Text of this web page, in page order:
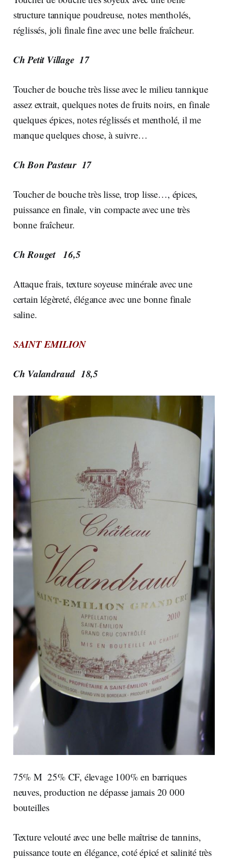
structure tannique poudreuse, notes mentholés,
réglissés, joli finale fine avec une belle fraîcheur.
Ch Petit Village 17
Toucher de bouche très lisse avec le milieu tannique
assez extrait, quelques notes de fruits noirs, en finale
quelques épices, notes réglissés et mentholé, il me
manque quelques chose, à suivre…
Ch Bon Pasteur 17
Toucher de bouche très lisse, trop lisse…, épices,
puissance en finale, vin compacte avec une très
bonne fraîcheur.
Ch Rouget 16,5
Attaque frais, texture soyeuse minérale avec une
certain légèreté, élégance avec une bonne finale
saline.
SAINT EMILION
Ch Valandraud 18,5
75% M 25% CF, élevage 100% en barriques
neuves, production ne dépasse jamais 20 000
bouteilles
Texture velouté avec une belle maîtrise de tannins,
puissance toute en élégance, coté épicé et salinité très